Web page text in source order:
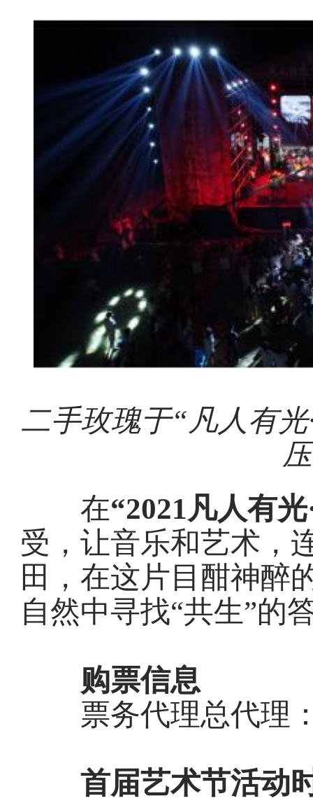
二手玫瑰于“凡人有
在“2021凡人有
受，让音乐和艺术，
田，在这片目酣神醉
自然中寻找“共生”的
购票信息
票务代理总代理
首届艺术节活动